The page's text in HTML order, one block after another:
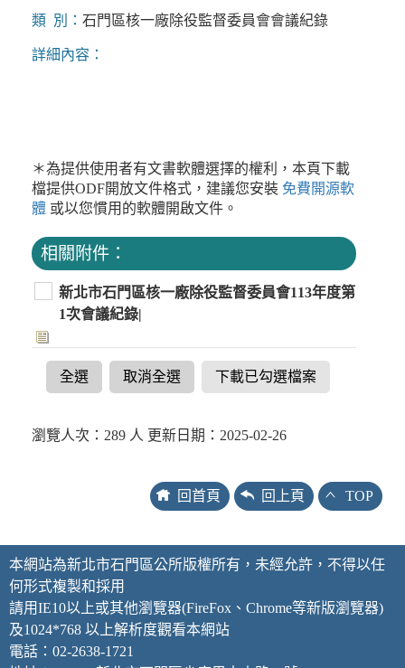
類 別： 石門區核一廠除役監督委員會會議紀錄
詳細內容：
＊為提供使用者有文書軟體選擇的權利，本頁下載
檔提供ODF開放文件格式，建議您安裝 免費開源軟
體 或以您慣用的軟體開啟文件。
相關附件：
新北市石門區核一廠除役監督委員會113年度第
1次會議紀錄|
全選 取消全選 下載已勾選檔案
瀏覽人次：289 人 更新日期：2025-02-26
回首頁 回上頁 TOP
本網站為新北市石門區公所版權所有，未經允許，不得以任
何形式複製和採用
請用IE10以上或其他瀏覽器(FireFox、Chrome等新版瀏覽器)
及1024*768 以上解析度觀看本網站
電話：02-2638-1721